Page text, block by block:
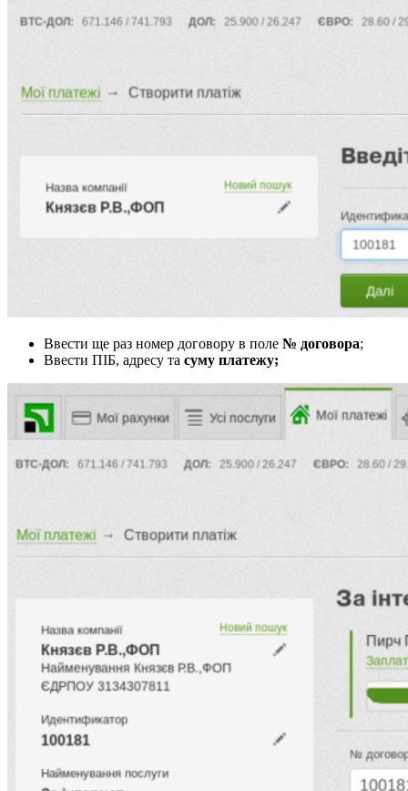
Ввести ще раз номер договору в поле № договора;
Ввести ПІБ, адресу та суму платежу;